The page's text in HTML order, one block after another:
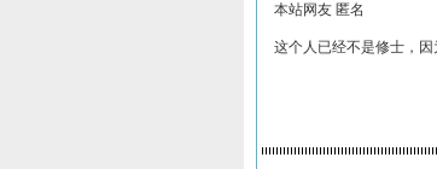
本站网友 匿名
这个人已经不是修士，因